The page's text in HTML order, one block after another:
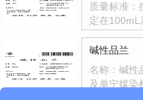
质量标准：
定在100mL
碱性品兰
名称：碱性
及单宁媒染